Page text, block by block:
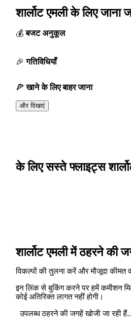
शार्लोट एमली के लिए जाना
बजट अनुकूल
गतिविधियाँ
खाने के लिए बाहर जाना
और दिखाएं
के लिए सस्ते फ्लाइट्स
शार्लोट एमली में ठहरने की
विकल्पों की तुलना करें और मौजूदा कीमत
इन लिंक से बुकिंग करने पर हमें कमीशन
कोई अतिरिक्त लागत नहीं होगी।
उपलब्ध ठहरने की जगहें खोजी जा रही